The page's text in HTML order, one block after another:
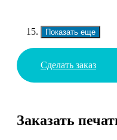
Показать еще
Сделать заказ
Заказать